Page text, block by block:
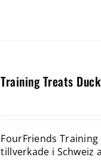
Training Treats Duck
FourFriends
tillverkade i Schweiz